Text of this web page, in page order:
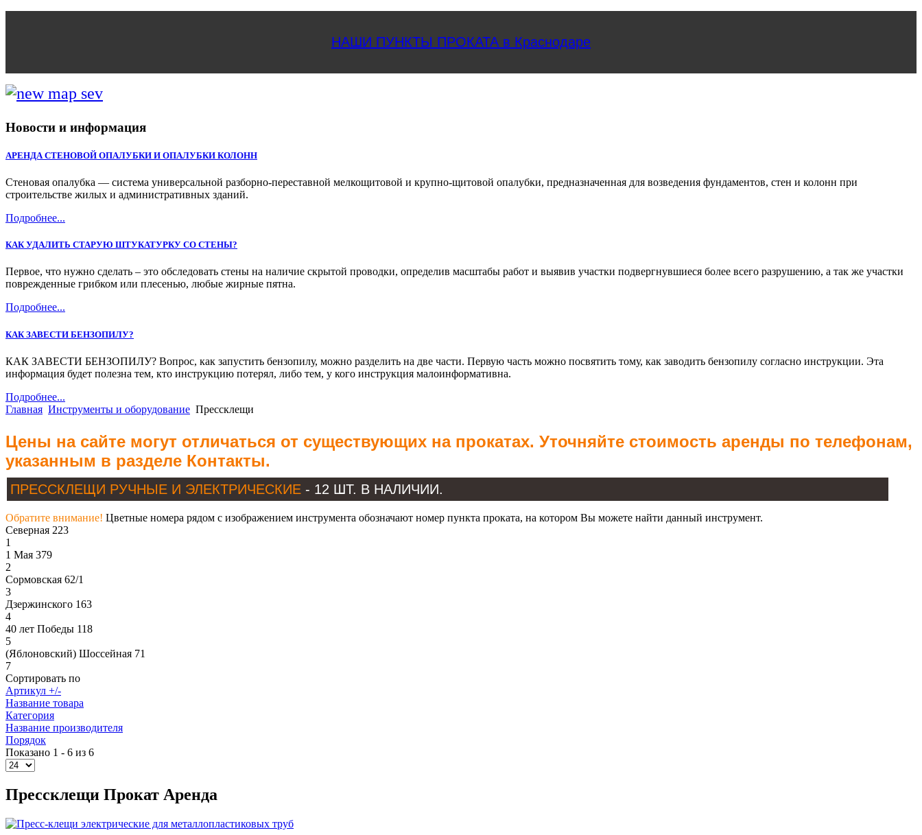
НАШИ ПУНКТЫ ПРОКАТА в Краснодаре
Новости и информация
АРЕНДА СТЕНОВОЙ ОПАЛУБКИ И ОПАЛУБКИ КОЛОНН
Cтеновая опалубка — система универсальной разборно-переставной мелкощитовой и крупно-щитовой опалубки, предназначенная для возведения фундаментов, стен и колонн при
строительстве жилых и административных зданий.
Подробнее...
КАК УДАЛИТЬ СТАРУЮ ШТУКАТУРКУ СО СТЕНЫ?
Первое, что нужно сделать – это обследовать стены на наличие скрытой проводки, определив масштабы работ и выявив участки подвергнувшиеся более всего разрушению, а так же участки
поврежденные грибком или плесенью, любые жирные пятна.
Подробнее...
КАК ЗАВЕСТИ БЕНЗОПИЛУ?
КАК ЗАВЕСТИ БЕНЗОПИЛУ? Вопрос, как запустить бензопилу, можно разделить на две части. Первую часть можно посвятить тому, как заводить бензопилу согласно инструкции. Эта
информация будет полезна тем, кто инструкцию потерял, либо тем, у кого инструкция малоинформативна.
Подробнее...
Главная Инструменты и оборудование Прессклещи
Цены на сайте могут отличаться от существующих на прокатах. Уточняйте стоимость аренды по телефонам,
указанным в разделе Контакты.
ПРЕССКЛЕЩИ РУЧНЫЕ И ЭЛЕКТРИЧЕСКИЕ - 12 ШТ. В НАЛИЧИИ.
Обратите внимание! Цветные номера рядом с изображением инструмента обозначают номер пункта проката, на котором Вы можете найти данный инструмент.
Северная 223
1
1 Мая 379
2
Сормовская 62/1
3
Дзержинского 163
4
40 лет Победы 118
5
(Яблоновский) Шоссейная 71
7
Сортировать по
Артикул +/-
Название товара
Категория
Название производителя
Порядок
Показано 1 - 6 из 6
Прессклещи Прокат Аренда